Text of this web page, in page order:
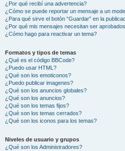
¿Por qué recibí una advertencia?
¿Cómo se puede reportar un mensaje a un
¿Para qué sirve el botón “Guardar” en la
¿Por qué mis mensajes necesitan ser
¿Cómo hago para reactivar un tema?
Formatos y tipos de temas
¿Qué es el código BBCode?
¿Puedo usar HTML?
¿Qué son los emoticonos?
¿Puedo publicar imagenes?
¿Qué son los anuncios globales?
¿Qué son los anuncios?
¿Qué son los temas fijos?
¿Qué son los temas cerrados?
¿Qué son los iconos para los temas?
Niveles de usuario y grupos
¿Qué son los Administradores?